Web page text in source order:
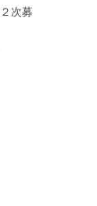
次募